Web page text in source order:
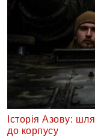
Історія Азову:
до корпусу